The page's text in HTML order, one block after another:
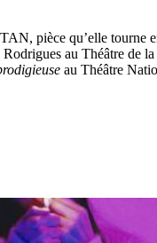
pièce qu’elle tourne
au Théâtre de
au Théâtre